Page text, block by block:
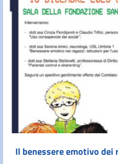
Il benessere emotivo dei